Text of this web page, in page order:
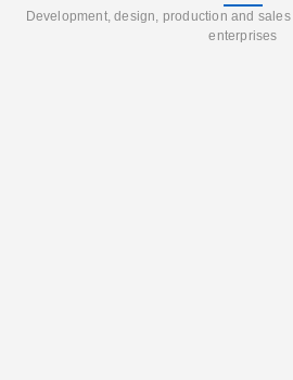
Development, design, production and
enterprises